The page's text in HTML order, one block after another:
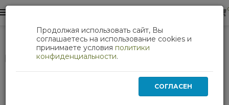
Кардиотренажеры Беговая дорожка Matrix TF30XER
Нет в наличии
Продолжая использовать сайт, Вы
соглашаетесь на использование cookies и
принимаете условия политики
конфиденциальности.
СОГЛАСЕН